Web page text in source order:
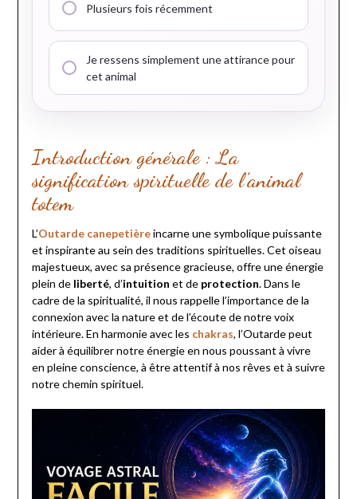
Plusieurs fois récemment
Je ressens simplement une attirance pour
cet animal
Introduction générale : La
signification spirituelle de l’animal
totem
L’Outarde canepetièreincarne une symbolique puissante
et inspirante au sein des traditions spirituelles. Cet oiseau
majestueux, avec sa présence gracieuse, offre une énergie
plein de liberté, d’intuition et de protection. Dans le
cadre de la spiritualité, il nous rappelle l’importance de la
connexion avec la nature et de l’écoute de notre voix
intérieure. En harmonie avec les chakras, l’Outarde peut
aider à équilibrer notre énergie en nous poussant à vivre
en pleine conscience, à être attentif à nos rêves et à suivre
notre chemin spirituel.